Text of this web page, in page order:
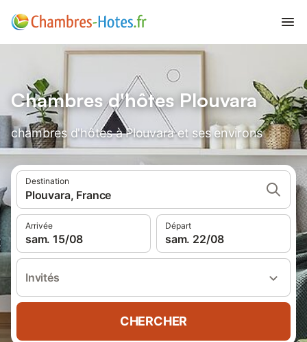
Chambres d'hôtes Plouvara
chambres d'hôtes à Plouvara et ses environs
Destination
Plouvara, France
Arrivée
sam. 15/08
Départ
sam. 22/08
Invités
CHERCHER